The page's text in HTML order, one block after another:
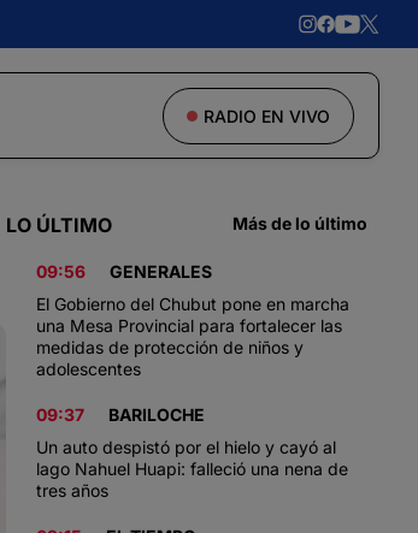
RADIO EN VIVO
LO ÚLTIMO Más de lo último
09:56
GENERALES
El Gobierno del Chubut pone en marcha
una Mesa Provincial para fortalecer las
medidas de protección de niños y
adolescentes
09:37
BARILOCHE
Un auto despistó por el hielo y cayó al
lago Nahuel Huapi: falleció una nena de
tres años